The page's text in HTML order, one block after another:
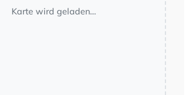
Karte wird geladen…